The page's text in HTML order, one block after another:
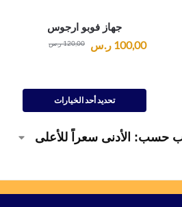
جهاز فوبو ارجوس
120,00ر.س 100,00 ر.س
تحديد أحد الخيارات